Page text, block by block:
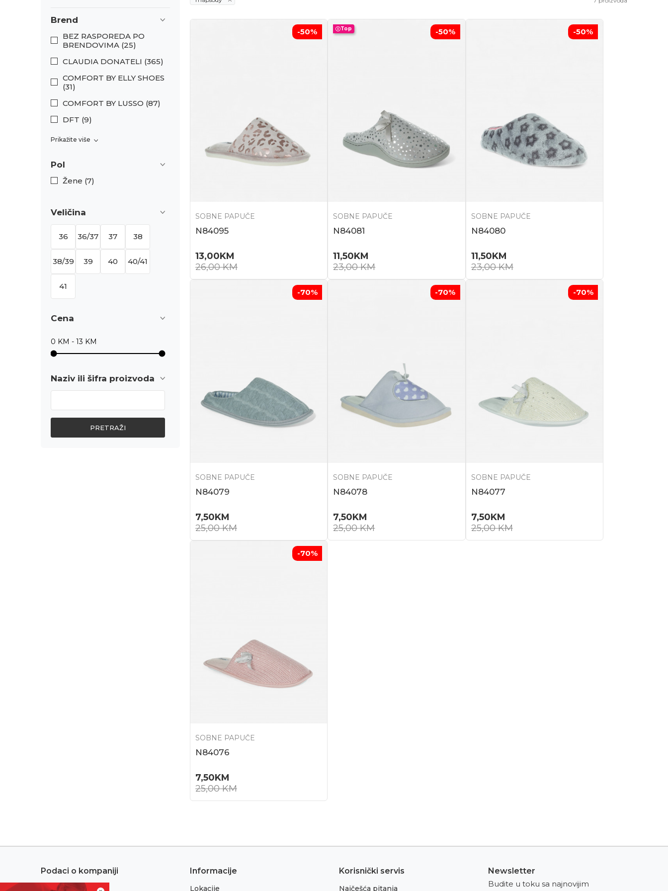
Brend
BEZ RASPOREDA PO
BRENDOVIMA (25)
CLAUDIA DONATELI (365)
COMFORT BY ELLY SHOES
(31)
COMFORT BY LUSSO (87)
DFT (9)
Prikažite više
Pol
Žene (7)
Veličina
36 36/37 37 38
38/39 39 40 40/41
41
Cena
Naziv ili šifra proizvoda
PRETRAŽI
-50%
SOBNE PAPUČE
N84095
13,00KM
26,00KM
Top -50%
SOBNE PAPUČE
N84081
11,50KM
23,00KM
-50%
SOBNE PAPUČE
N84080
11,50KM
23,00KM
-70%
SOBNE PAPUČE
N84079
7,50KM
25,00KM
-70%
SOBNE PAPUČE
N84078
7,50KM
25,00KM
-70%
SOBNE PAPUČE
N84077
7,50KM
25,00KM
-70%
SOBNE PAPUČE
N84076
7,50KM
25,00KM
Podaci o kompaniji Informacije
Lokacije
Korisnički servis
Najčešća pitanja
Newsletter
Budite u toku sa najnovijim